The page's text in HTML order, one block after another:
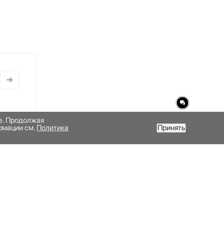
Продолжая
см. Политика
Принять